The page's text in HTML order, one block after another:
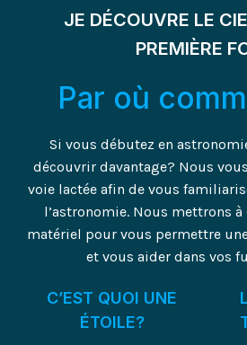
JE DÉCOUVRE LE
PREMIÈRE
Par où
Si vous débutez en
découvrir davantage? Nous
voie lactée afin de vous
l’astronomie. Nous mettrons
matériel pour vous permettre
et vous aider dans vos
C’EST QUOI UNE
ÉTOILE?